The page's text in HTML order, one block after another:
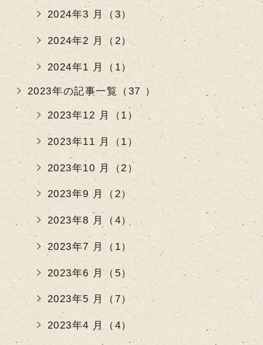
2024年3 月（3）
2024年2 月（2）
2024年1 月（1）
2023年の記事一覧（37 ）
2023年12 月（1）
2023年11 月（1）
2023年10 月（2）
2023年9 月（2）
2023年8 月（4）
2023年7 月（1）
2023年6 月（5）
2023年5 月（7）
2023年4 月（4）